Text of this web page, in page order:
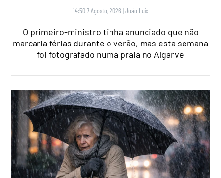
14:50 7 Agosto, 2026 |João Luís
O primeiro-ministro tinha anunciado que não
marcaria férias durante o verão, mas esta semana
foi fotografado numa praia no Algarve